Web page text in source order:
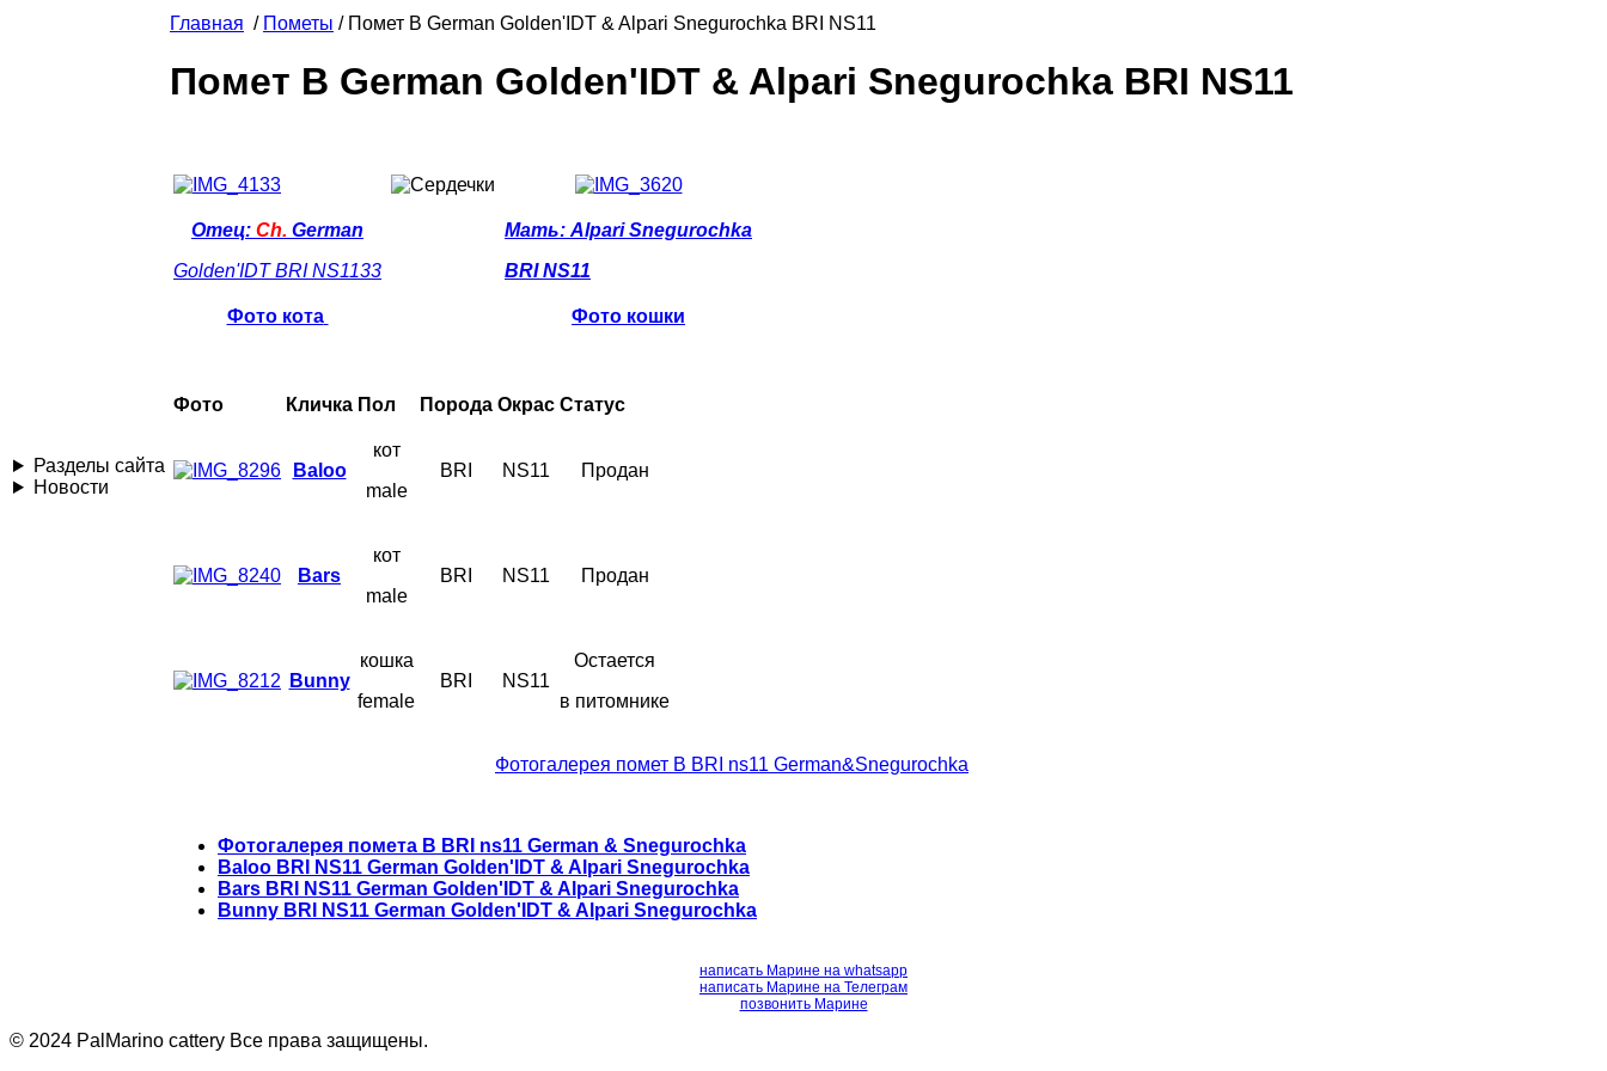
Разделы сайта
Новости
Главная / Пометы / Помет B German Golden'IDT & Alpari Snegurochka BRI NS11
Помет B German Golden'IDT & Alpari Snegurochka BRI NS11
Отец: Сh. German
Golden'IDT BRI NS1133
Мать: Alpari Snegurochka
BRI NS11
Фото кота Фото кошки
Фото Кличка Пол Порода Окрас Статус
Вaloo
кот
male
BRI NS11 Продан
Bars
кот
male
BRI NS11 Продан
Bunny
кошка
female
BRI NS11
Остается
в питомнике
Фотогалерея помет B BRI ns11 German&Snegurochka
Фотогалерея помета B BRI ns11 German & Snegurochka
Baloo BRI NS11 German Golden'IDT & Alpari Snegurochka
Bars BRI NS11 German Golden'IDT & Alpari Snegurochka
Bunny BRI NS11 German Golden'IDT & Alpari Snegurochka
написать Марине на whatsapp
написать Марине на Телеграм
позвонить Марине
© 2024 PalMarino cattery Все права защищены.